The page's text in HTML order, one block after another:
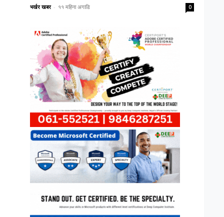
भर्खर खबर - ११ महिना अगाडि 0